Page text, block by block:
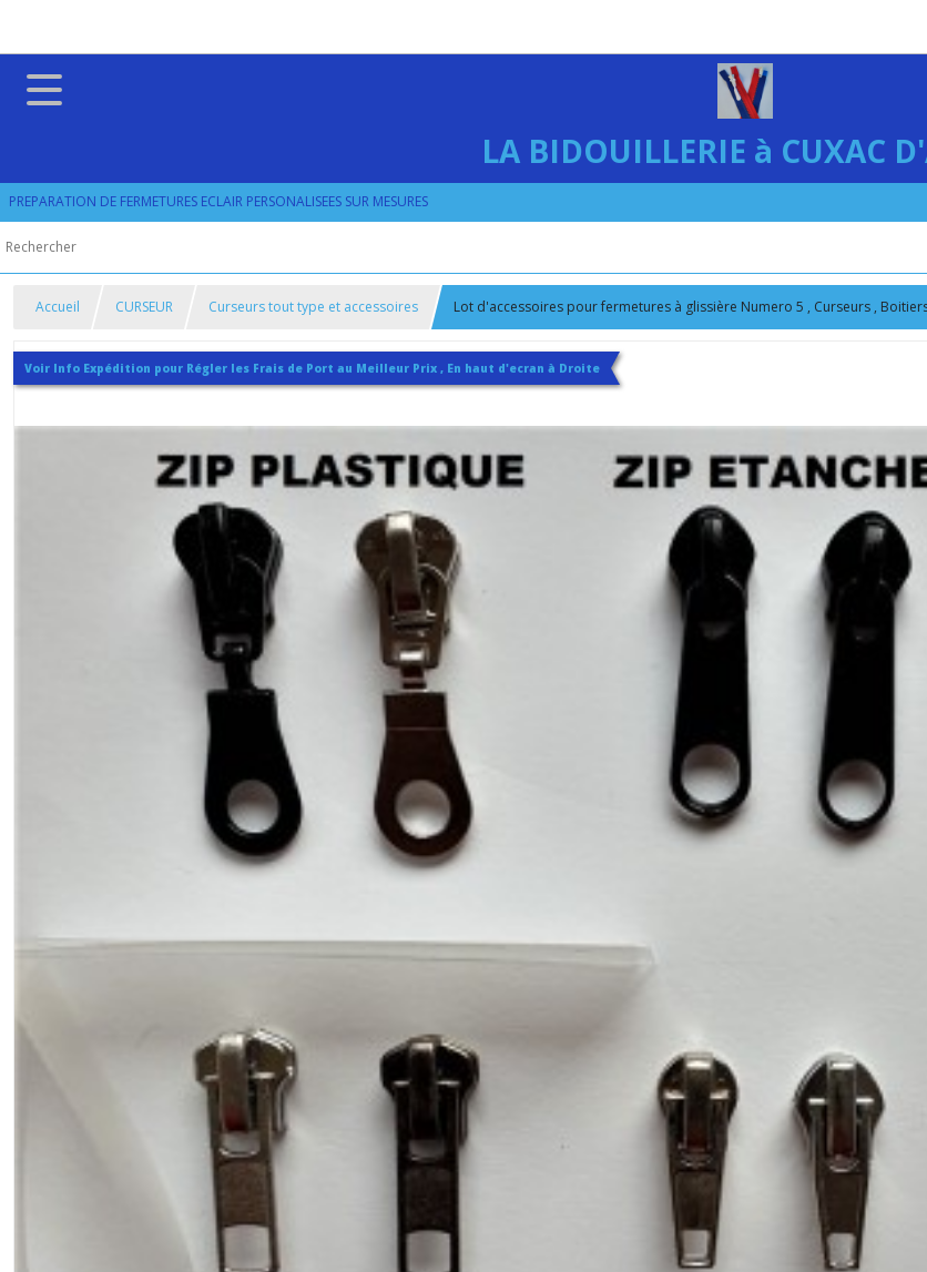
LA BIDOUILLERIE à CUXAC
PREPARATION DE FERMETURES ECLAIR PERSONALISEES SUR MESURES
Accueil CURSEUR Curseurs tout type et accessoires Lot d'accessoires pour fermetures à glissière Numero 5 , Curseurs ,
Voir Info Expédition pour Régler les Frais de Port au Meilleur Prix , En haut d'ecran à Droite